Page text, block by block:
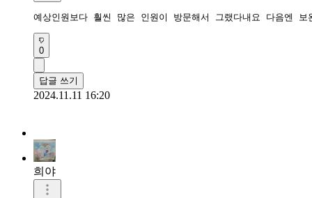
예상인원보다 훨씬 많은 인원이 방문해서 그랬다내요 다음엔 보
0
답글 쓰기
2024.11.11 16:20
희야